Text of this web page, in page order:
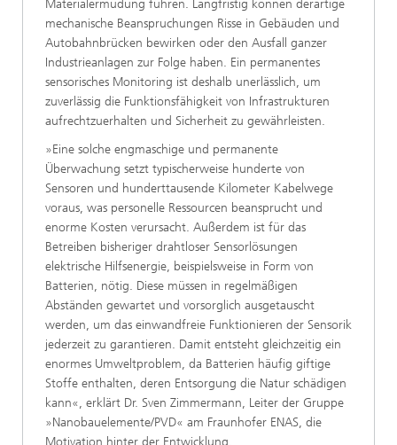
Materialermüdung führen. Langfristig können derartige
mechanische Beanspruchungen Risse in Gebäuden und
Autobahnbrücken bewirken oder den Ausfall ganzer
Industrieanlagen zur Folge haben. Ein permanentes
sensorisches Monitoring ist deshalb unerlässlich, um
zuverlässig die Funktionsfähigkeit von Infrastrukturen
aufrechtzuerhalten und Sicherheit zu gewährleisten.
»Eine solche engmaschige und permanente
Überwachung setzt typischerweise hunderte von
Sensoren und hunderttausende Kilometer Kabelwege
voraus, was personelle Ressourcen beansprucht und
enorme Kosten verursacht. Außerdem ist für das
Betreiben bisheriger drahtloser Sensorlösungen
elektrische Hilfsenergie, beispielsweise in Form von
Batterien, nötig. Diese müssen in regelmäßigen
Abständen gewartet und vorsorglich ausgetauscht
werden, um das einwandfreie Funktionieren der Sensorik
jederzeit zu garantieren. Damit entsteht gleichzeitig ein
enormes Umweltproblem, da Batterien häufig giftige
Stoffe enthalten, deren Entsorgung die Natur schädigen
kann«, erklärt Dr. Sven Zimmermann, Leiter der Gruppe
»Nanobauelemente/PVD« am Fraunhofer ENAS, die